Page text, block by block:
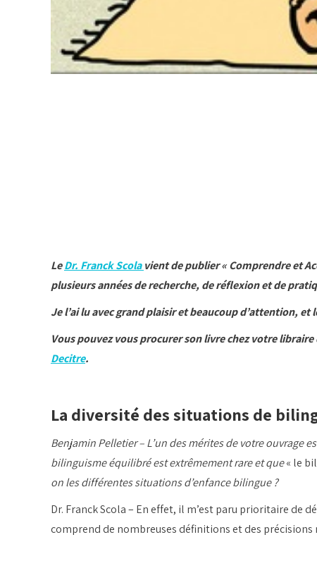
LeDr. Franck Scolavient de publier « Comprendre et
plusieurs années de recherche, de réflexion et de
Je l’ai lu avec grand plaisir et beaucoup d’attention,
Vous pouvez vous procurer son livre chez votre
Decitre.
La diversité des situations de
Benjamin Pelletier – L’un des mérites de votre ouvrage
bilinguisme équilibré est extrêmement rare et que« le
on les différentes situations d’enfance bilingue ?
Dr. Franck Scola – En effet, il m’est paru prioritaire de
comprend de nombreuses définitions et des